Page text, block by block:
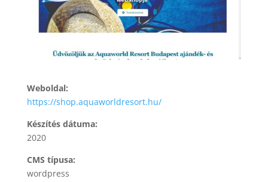
Weboldal:
https://shop.aquaworldresort.hu/
Készítés dátuma:
2020
CMS típusa:
wordpress